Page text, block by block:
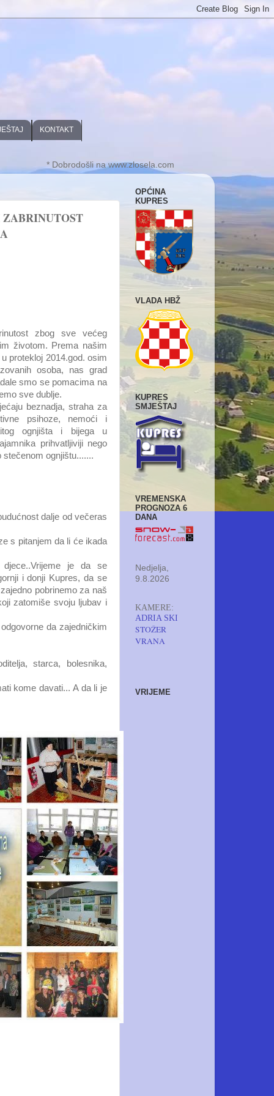
KONTAKT
* Dobrodošli na www.zlosela.com
zbog sve većeg
životom. Prema našim
protekloj 2014.god. osim
osoba, nas grad
smo se pomacima na
sve dublje.
beznadja, straha za
psihoze, nemoći i
ognjišta i bijega u
prihvatljiviji nego
ognjištu.......
dalje od večeras
s pitanjem da li će ikada
je da se
i donji Kupres, da se
pobrinemo za naš
zatomiše svoju ljubav i
da zajedničkim
starca, bolesnika,
kome davati... A da li je
OPĆINA
KUPRES
VLADA HBŽ
KUPRES
SMJEŠTAJ
VREMENSKA
PROGNOZA 6
DANA
Nedjelja,
9.8.2026
KAMERE:
ADRIA SKI
STOŽER
VRANA
VRIJEME